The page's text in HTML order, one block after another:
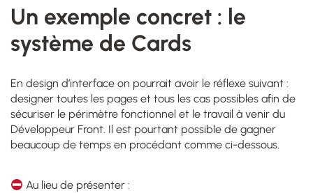
Un exemple concret : le
système de Cards
En design d’interface on pourrait avoir le réflexe suivant :
designer toutes les pages et tous les cas possibles afin de
sécuriser le périmètre fonctionnel et le travail à venir du
Développeur Front. Il est pourtant possible de gagner
beaucoup de temps en procédant comme ci-dessous.
Au lieu de présenter :